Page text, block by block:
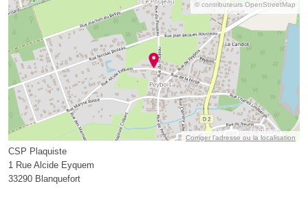
© contributeurs OpenStreetMap
Corriger l’adresse ou la localisation
CSP Plaquiste
1 Rue Alcide Eyquem
33290 Blanquefort